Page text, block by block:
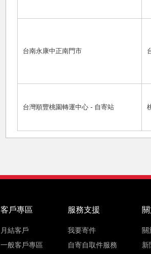
台南永康中正南門市
台灣順豐桃園轉運中心 - 自寄站
客戶專區
月結客戶
一般客戶專區
服務支援
我要寄件
自寄自取件服務
關
新